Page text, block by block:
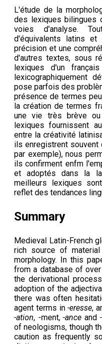
L'étude de la
des lexiques bilingues
voies d'analyse.
d'équivalents latins et
précision et une
d'autres textes, sous
lexiques d'un
lexicographiquement
pose parfois des
présence de termes
la création de termes
une vie très brève
lexiques fournissent
entre la créativité
ils enregistrent
par exemple), nous
ils confirment enfm
et adoptés dans la
meilleurs lexiques
reflet des tendances
Summary
Medieval Latin-French
rich source of
morphology. In this
from a database of
the derivational
adoption of the
there was often
agent terms in-eresse,
-ation, -ment,-ance and
of neologisms, though
caution as frequently